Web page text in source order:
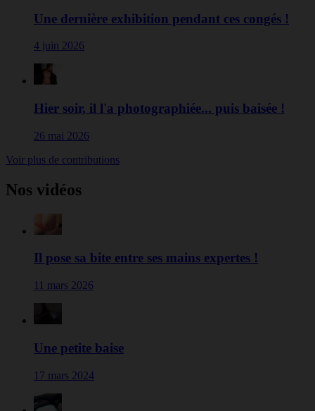
Une dernière exhibition pendant ces congés !
4 juin 2026
Hier soir, il l'a photographiée... puis baisée !
26 mai 2026
Voir plus de contributions
Nos vidéos
Il pose sa bite entre ses mains expertes !
11 mars 2026
Une petite baise
17 mars 2024